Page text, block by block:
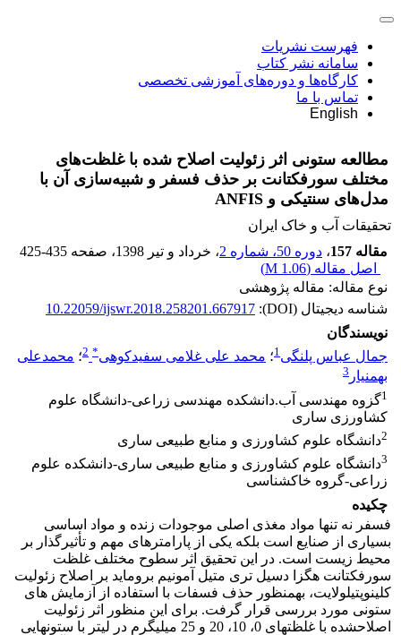
فهرست نشریات
سامانه نشر کتاب
کارگاه‌ها و دوره‌های آموزشی تخصصی
تماس با ما
English
مطالعه ستونی اثر زئولیت اصلاح شده با غلظت‌های
مختلف سورفکتانت بر حذف فسفر و شبیه‌سازی آن با
مدل‌های سنتیکی و ANFIS
تحقیقات آب و خاک ایران
مقاله 157
، دوره 50، شماره 2 ، خرداد و تیر 1398 ، صفحه 425-435
اصل مقاله (1.06 M
)
نوع مقاله: مقاله پژوهشی
شناسه دیجیتال (DOI):
10.22059/ijswr.2018.258201.667917
نویسندگان
جمال عباس پلنگی1؛ محمد علی غلامی سفیدکوهی*
2؛ محمدعلی
بهمنیار 3
1گزوه مهندسی آب.دانشکده مهندسی زراعی-دانشگاه علوم
کشاورزی ساری
2دانشگاه علوم کشاورزی و منابع طبیعی ساری
3دانشگاه علوم کشاورزی و منابع طبیعی ساری-دانشکده علوم
زراعی-گروه خاکشناسی
چکیده
فسفر نه تنها مواد مغذی اصلی موجودات زنده و مواد اساسی
بسیاری از صنایع است بلکه یکی از پارامترهای مهم و تأثیر­گذار بر
محیط زیست است. در این تحقیق اثر سطوح مختلف غلظت
سورفکتانت هگزا دسیل تری­ متیل ­آمونیم ­بروماید بر اصلاح زئولیت
کلینوپتیلولایت، به­منظور حذف فسفات با استفاده از آزمایش های
ستونی مورد بررسی قرار گرفت. برای این منظور اثر زئولیت
اصلاح­شده با غلظت­های 0، 10، 20 و 25 میلی­گرم در لیتر با ستون­هایی